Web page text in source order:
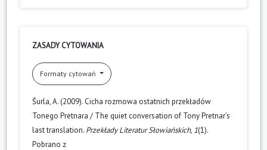
ZASADY CYTOWANIA
Formaty cytowań
Šurla, A. (2009). Cicha rozmowa ostatnich przekładów
Tonego Pretnara / The quiet conversation of Tony Pretnar’s
last translation. Przekłady Literatur Słowiańskich, 1(1).
Pobrano z